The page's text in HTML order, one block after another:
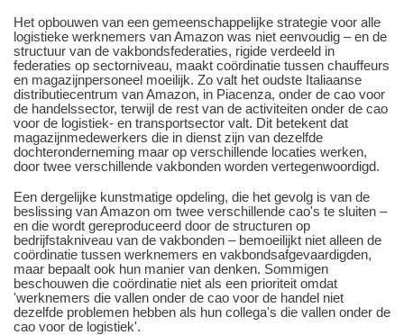
Het opbouwen van een gemeenschappelijke strategie voor alle
logistieke werknemers van Amazon was niet eenvoudig – en de
structuur van de vakbondsfederaties, rigide verdeeld in
federaties op sectorniveau, maakt coördinatie tussen chauffeurs
en magazijnpersoneel moeilijk. Zo valt het oudste Italiaanse
distributiecentrum van Amazon, in Piacenza, onder de cao voor
de handelssector, terwijl de rest van de activiteiten onder de cao
voor de logistiek- en transportsector valt. Dit betekent dat
magazijnmedewerkers die in dienst zijn van dezelfde
dochteronderneming maar op verschillende locaties werken,
door twee verschillende vakbonden worden vertegenwoordigd.
Een dergelijke kunstmatige opdeling, die het gevolg is van de
beslissing van Amazon om twee verschillende cao's te sluiten –
en die wordt gereproduceerd door de structuren op
bedrijfstakniveau van de vakbonden – bemoeilijkt niet alleen de
coördinatie tussen werknemers en vakbondsafgevaardigden,
maar bepaalt ook hun manier van denken. Sommigen
beschouwen die coördinatie niet als een prioriteit omdat
'werknemers die vallen onder de cao voor de handel niet
dezelfde problemen hebben als hun collega's die vallen onder de
cao voor de logistiek'.